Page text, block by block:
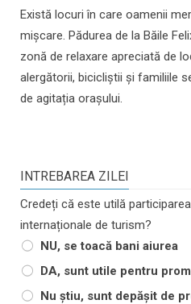
Există locuri în care oamenii
mișcare. Pădurea de la Băile
zonă de relaxare apreciată de
alergătorii, bicicliștii și familiile
de agitația orașului.
INTREBAREA ZILEI
Credeți că este utilă
internaționale de turism?
NU, se toacă bani aiurea
DA, sunt utile pentru
Nu știu, sunt depășit de